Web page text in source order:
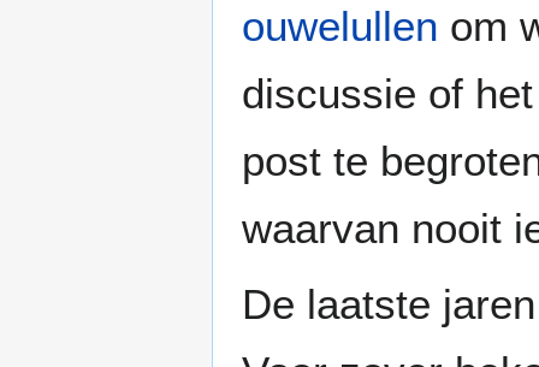
ouwelullen om
discussie of
post te
waarvan nooit
De laatste